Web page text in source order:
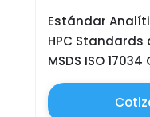
Estándar
HPC Standards
MSDS ISO 17034